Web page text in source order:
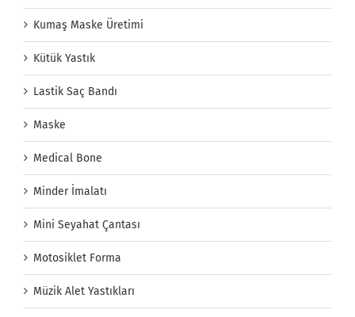
Kumaş Maske Üretimi
Kütük Yastık
Lastik Saç Bandı
Maske
Medical Bone
Minder İmalatı
Mini Seyahat Çantası
Motosiklet Forma
Müzik Alet Yastıkları